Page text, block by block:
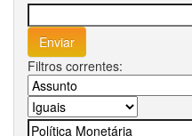
Filtros correntes: